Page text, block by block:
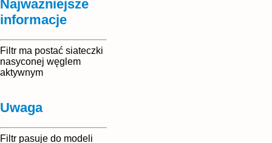
Najważniejsze
informacje
Filtr ma postać siateczki
nasyconej węglem
aktywnym
Uwaga
Filtr pasuje do modeli